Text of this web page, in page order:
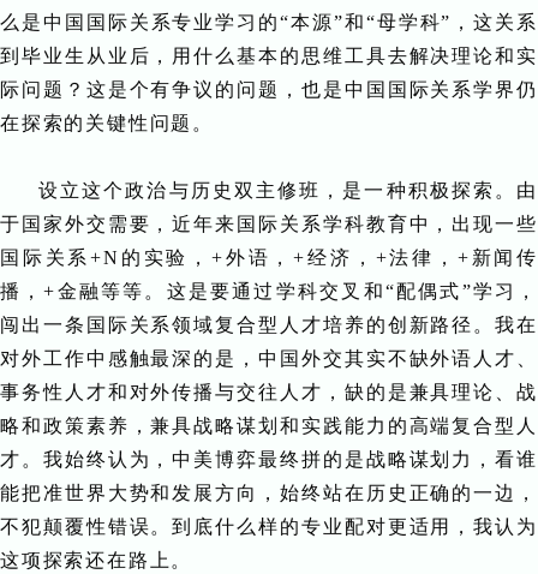
么是中国国际关系专业学习的“本源”和“母学科”，这关系
到毕业生从业后，用什么基本的思维工具去解决理论和实
际问题？这是个有争议的问题，也是中国国际关系学界仍
在探索的关键性问题。
设立这个政治与历史双主修班，是一种积极探索。由
于国家外交需要，近年来国际关系学科教育中，出现一些
国际关系+N的实验，+外语，+经济，+法律，+新闻传
播，+金融等等。这是要通过学科交叉和“配偶式”学习，
闯出一条国际关系领域复合型人才培养的创新路径。我在
对外工作中感触最深的是，中国外交其实不缺外语人才、
事务性人才和对外传播与交往人才，缺的是兼具理论、战
略和政策素养，兼具战略谋划和实践能力的高端复合型人
才。我始终认为，中美博弈最终拼的是战略谋划力，看谁
能把准世界大势和发展方向，始终站在历史正确的一边，
不犯颠覆性错误。到底什么样的专业配对更适用，我认为
这项探索还在路上。